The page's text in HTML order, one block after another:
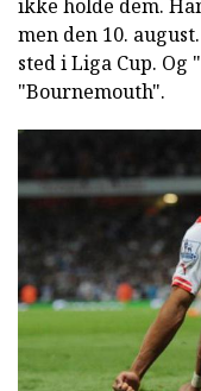
ikke holde dem.
men den 10.
sted i Liga Cup.
"Bournemouth".